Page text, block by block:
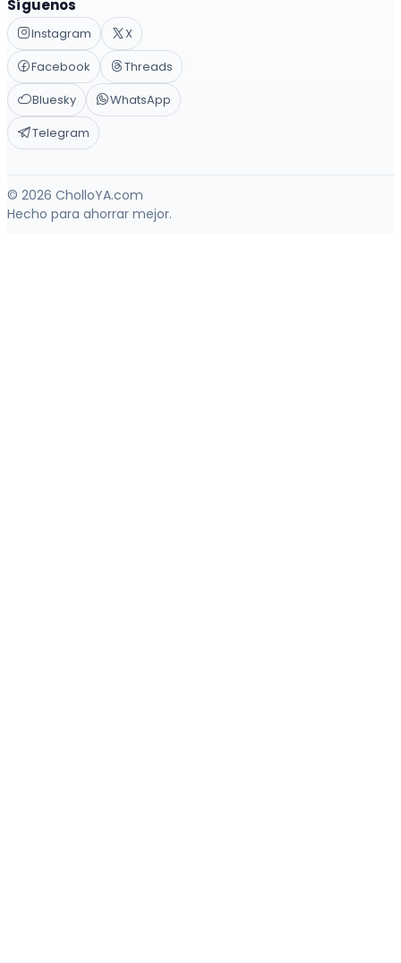
Síguenos
Instagram
X
Facebook
Threads
Bluesky
WhatsApp
Telegram
© 2026 CholloYA.com
Hecho para ahorrar mejor.